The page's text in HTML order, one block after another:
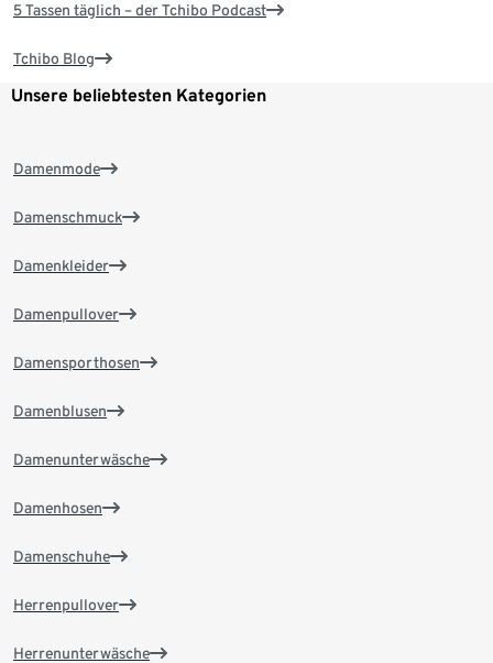
5 Tassen täglich – der Tchibo Podcast
Tchibo Blog
Unsere beliebtesten Kategorien
Damenmode
Damenschmuck
Damenkleider
Damenpullover
Damensporthosen
Damenblusen
Damenunterwäsche
Damenhosen
Damenschuhe
Herrenpullover
Herrenunterwäsche